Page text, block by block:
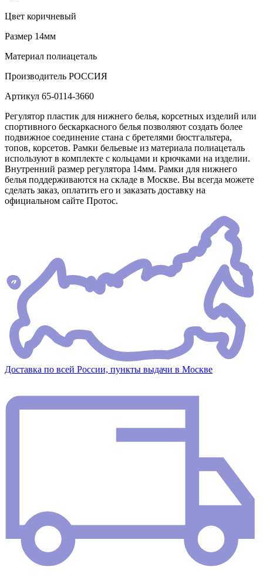
Цвет коричневый
Размер 14мм
Материал полиацеталь
Производитель РОССИЯ
Артикул 65-0114-3660
Регулятор пластик для нижнего белья, корсетных изделий или
спортивного бескаркасного белья позволяют создать более
подвижное соединение стана с бретелями бюстгальтера,
топов, корсетов. Рамки бельевые из материала полиацеталь
используют в комплекте с кольцами и крючками на изделии.
Внутренний размер регулятора 14мм. Рамки для нижнего
белья поддерживаются на складе в Москве. Вы всегда можете
сделать заказ, оплатить его и заказать доставку на
официальном сайте Протос.
Доставка по всей России, пункты выдачи в Москве